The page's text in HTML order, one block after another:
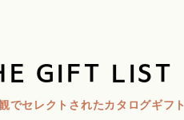
GIFT LIST
でセレクトされたカタログギフト